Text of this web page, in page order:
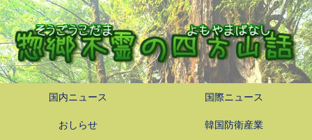
国内ニュース 国際ニュース
おしらせ 韓国防衛産業